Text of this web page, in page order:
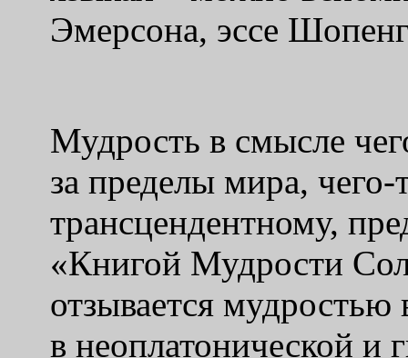
Эмерсона, эссе
Мудрость в смысле
за пределы мира,
трансцендентному,
«Книгой Мудрости
отзывается
в неоплатонической и